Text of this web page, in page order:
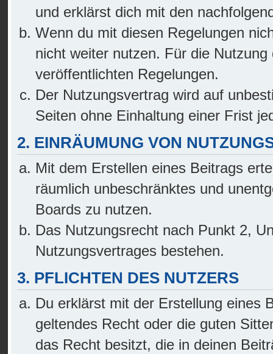
und erklärst dich mit den
Wenn du mit diesen Regelungen
nicht weiter nutzen. Für die
veröffentlichten Regelungen.
Der Nutzungsvertrag wird auf
Seiten ohne Einhaltung einer Frist
2. EINRÄUMUNG VON
Mit dem Erstellen eines Beitrags
räumlich unbeschränktes und
Boards zu nutzen.
Das Nutzungsrecht nach Punkt 2,
Nutzungsvertrages bestehen.
3. PFLICHTEN DES NUTZERS
Du erklärst mit der Erstellung eines
geltendes Recht oder die guten
das Recht besitzt, die in deinen